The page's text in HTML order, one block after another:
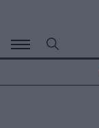
περιεχόμενο